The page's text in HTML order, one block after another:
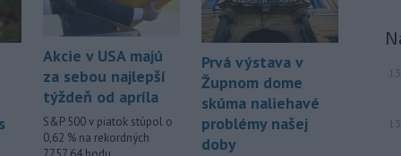
Akcie v USA majú
za sebou najlepší
týždeň od apríla
S&P 500 v piatok stúpol o
0,62 % na rekordných
Prvá výstava v
Župnom dome
skúma naliehavé
problémy našej
doby